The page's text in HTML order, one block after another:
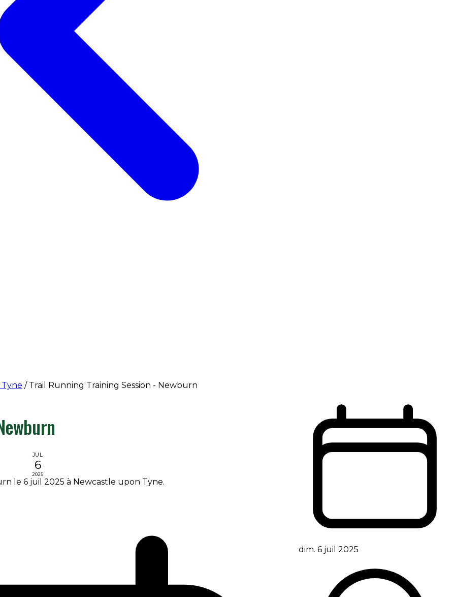
/ Trail Running Training Session - Newburn
JUL
6
2025
le 6 juil 2025 à Newcastle upon Tyne.
dim. 6 juil 2025